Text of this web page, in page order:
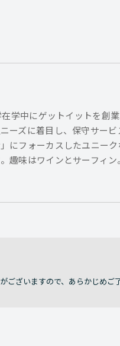
学中にゲットイットを創
ーズに着目し、保守サービ
にフォーカスしたユニー
趣味はワインとサーフィ
ざいますので、あらかじめご